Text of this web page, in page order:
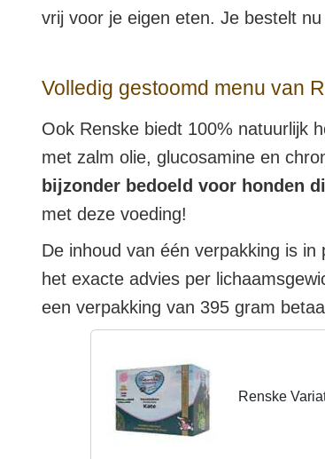
vrij voor je eigen eten. Je bestelt
Volledig gestoomd menu van
Ook Renske biedt 100% natuurlijk
met zalm olie, glucosamine en
bijzonder bedoeld voor honden
met deze voeding!
De inhoud van één verpakking is
het exacte advies per
een verpakking van 395 gram
Renske